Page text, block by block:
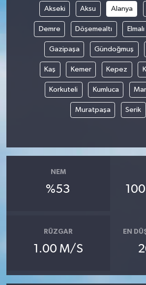
Akseki Aksu Alanya
Demre Döşemealtı Elmalı
Gazipaşa Gündoğmuş
Kaş Kemer Kepez
Korkuteli Kumluca
Muratpaşa Serik
NEM
%53
RÜZGAR
1.00 M/S
EN